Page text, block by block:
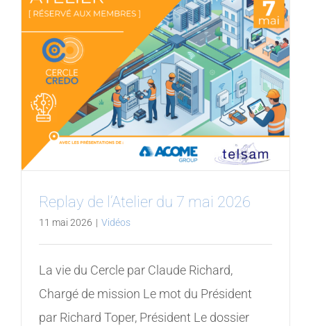
Replay de l’Atelier du 7 mai 2026
11 mai 2026 | Vidéos
La vie du Cercle par Claude Richard,
Chargé de mission Le mot du Président
par Richard Toper, Président Le dossier